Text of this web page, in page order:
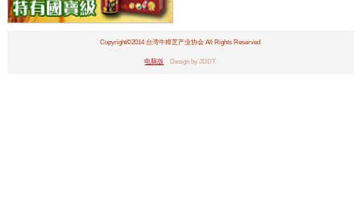
Copyright©2014 台湾牛樟芝产业协会 All Rights Reserved
电脑版 Design by JDDT